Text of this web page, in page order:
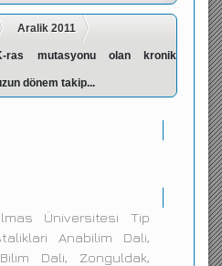
Aralik 2011
ras mutasyonu olan kronik
dönem takip...
Üniversitesi Tip
Anabilim Dali,
Dali, Zonguldak,